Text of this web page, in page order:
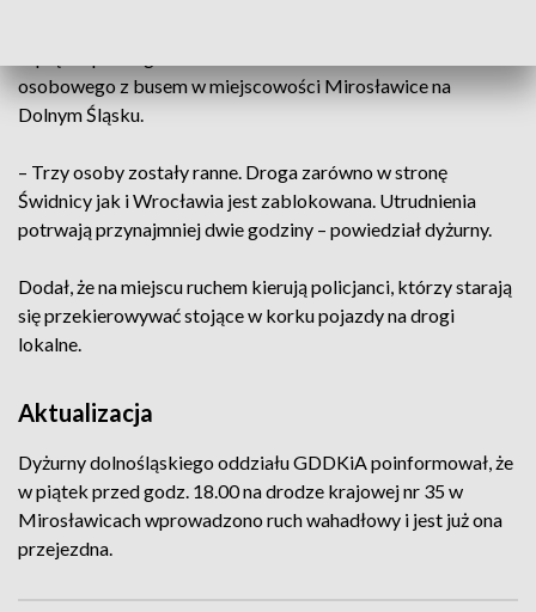
osobowego z busem w miejscowości Mirosławice na
Dolnym Śląsku.
– Trzy osoby zostały ranne. Droga zarówno w stronę
Świdnicy jak i Wrocławia jest zablokowana. Utrudnienia
potrwają przynajmniej dwie godziny – powiedział dyżurny.
Dodał, że na miejscu ruchem kierują policjanci, którzy starają
się przekierowywać stojące w korku pojazdy na drogi
lokalne.
Aktualizacja
Dyżurny dolnośląskiego oddziału GDDKiA poinformował, że
w piątek przed godz. 18.00 na drodze krajowej nr 35 w
Mirosławicach wprowadzono ruch wahadłowy i jest już ona
przejezdna.